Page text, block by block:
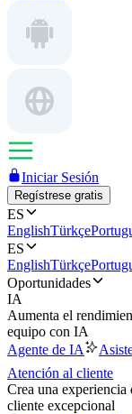
Iniciar Sesión
Regístrese gratis
ES
EnglishTürkçe
ES
EnglishTürkçe
Oportunidades
IA
Aumenta el
equipo con IA
Agente de IA
Atención al cliente
Crea una experiencia
cliente excepcional